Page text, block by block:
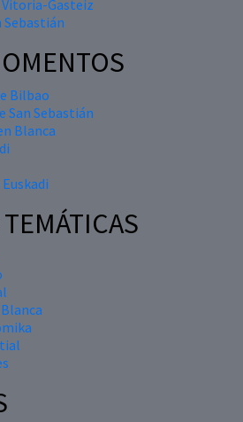
Vitoria-Gasteiz
Sebastián
Bilbao
San Sebastián
Blanca